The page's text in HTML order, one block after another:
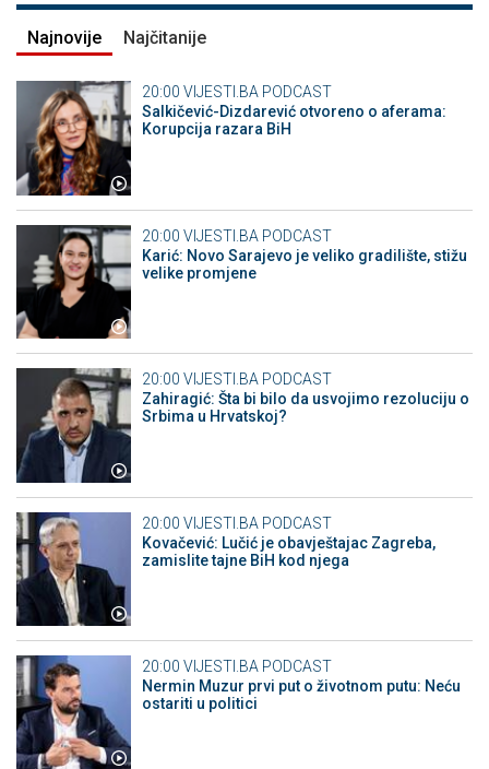
Najnovije Najčitanije
20:00 VIJESTI.BA PODCAST
Salkičević-Dizdarević otvoreno o aferama:
Korupcija razara BiH
20:00 VIJESTI.BA PODCAST
Karić: Novo Sarajevo je veliko gradilište, stižu
velike promjene
20:00 VIJESTI.BA PODCAST
Zahiragić: Šta bi bilo da usvojimo rezoluciju o
Srbima u Hrvatskoj?
20:00 VIJESTI.BA PODCAST
Kovačević: Lučić je obavještajac Zagreba,
zamislite tajne BiH kod njega
20:00 VIJESTI.BA PODCAST
Nermin Muzur prvi put o životnom putu: Neću
ostariti u politici